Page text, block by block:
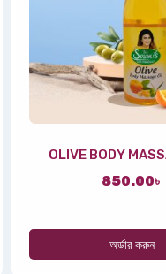
OLIVE BODY
850.00৳
অর্ডার করুন